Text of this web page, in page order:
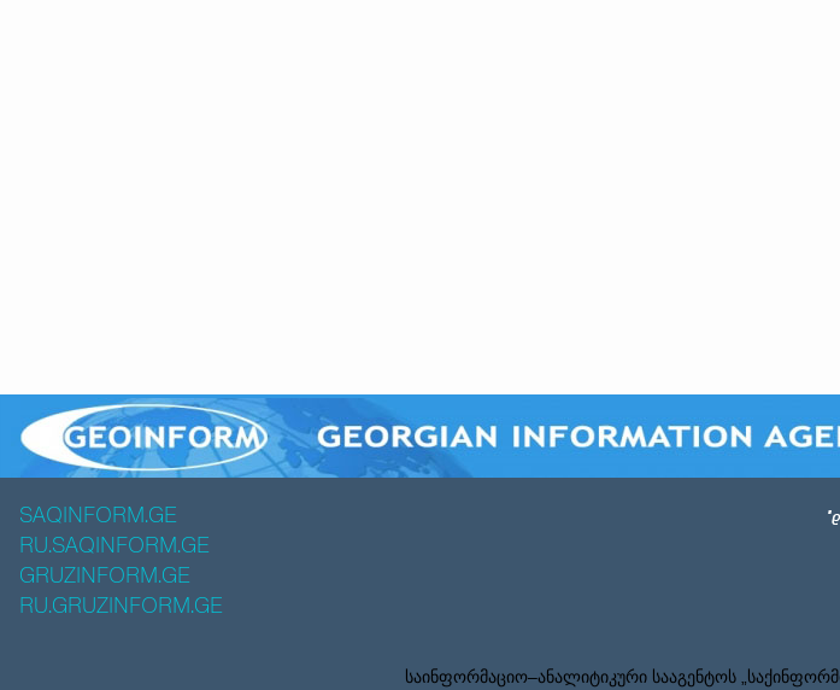
SAQINFORM.GE
RU.SAQINFORM.GE
GRUZINFORM.GE
RU.GRUZINFORM.GE
საინფორმაციო–ანალიტიკური სააგენტოს